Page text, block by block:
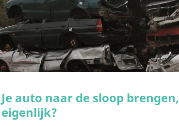
Je auto naar de sloop
eigenlijk?